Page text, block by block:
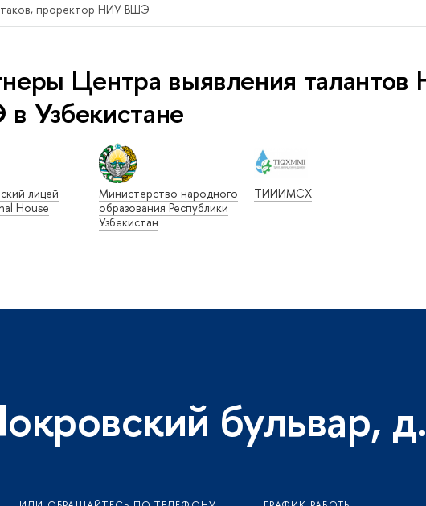
проректор НИУ ВШЭ
Центра выявления
Узбекистане
лицей
House
Министерство народного
образования Республики
Узбекистан
ТИИИМСХ
бульвар,